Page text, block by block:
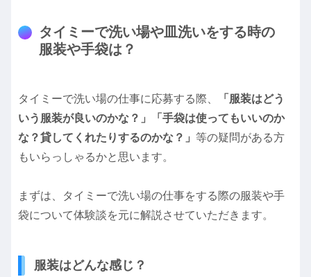
タイミーで洗い場や皿洗いをする時の
服装や手袋は？
タイミーで洗い場の仕事に応募する際、
「服装はどう
いう服装が良いのかな？」「手袋は使ってもいいのか
な？貸してくれたりするのかな？」 等の疑問がある方
もいらっしゃるかと思います。
まずは、タイミーで洗い場の仕事をする際の服装や手
袋について体験談を元に解説させていただきます。
服装はどんな感じ？